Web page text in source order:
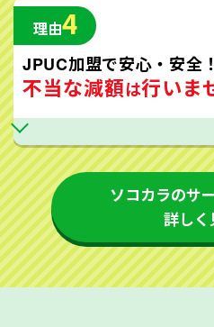
理由4
JPUC加盟で安心・安全！
不当な減額は行いま
ソコカラのサ
詳しく